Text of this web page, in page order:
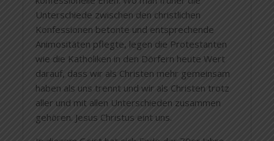
Unterschiede zwischen den christlichen
Konfessionen betonte und entsprechende
Animositäten pflegte, legen die Protestanten
wie die Katholiken in den Dörfern heute Wert
darauf, dass wir als Christen mehr gemeinsam
haben als uns trennt und wir als Christen trotz
aller und mit allen Unterschieden zusammen
gehören. Jesus Christus eint uns.